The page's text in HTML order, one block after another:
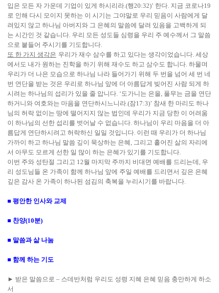
입은 모든 자 가운데 기업이 있게 하시리라.(행20:32)’ 한다. 지금 코로나19
로 인해 다시 모이지 못하는 이 시기는 그야말로 우리 믿음이 사람에게 달
려있지 않고 하나님 아버지와 그 은혜의 말씀에 달려 있음을 고백하게 되
는 시간인 것 같습니다. 우리 모든 성도들 심령을 우리 주 예수께서 그 말씀
으로 붙들어 주시기를 기도합니다.
또 한 가지 생각은 우리가 재수 삼수를 하고 있다는 생각이었습니다. 세상
에서도 내가 원하는 진학을 하기 위해 재수도 하고 삼수도 합니다. 하물며
우리가 더 나은 모습으로 하나님 나라 들어가기 위해 두 번을 넘어 세 번 네
번 연단을 받는 것은 우리로 하나님 앞에 더 아름답게 빚어진 사람 되게 하
시려는 하나님의 섭리가 있을 줄 압니다. ‘도가니는 은을, 풀무는 금을 연단
하거니와 여호와는 마음을 연단하시느니라.(잠17:3)’ 참새 한 마리도 하나
님의 허락 없이는 땅에 떨어지지 않는 법인데 우리가 지금 당한 이 어려움
이 하나님의 선한 섭리를 벗어날 수 없습니다. 하나님이 우리 마음을 더 아
름답게 연단하시려고 허락하신 일일 것입니다. 이런 때 우리가 더 하나님
가까이 하고 하나님 말씀 깊이 묵상하는 은혜 , 그리고 흩어진 삶의 자리에
서 아무도 모르게 선한 일 많이 하는 은혜가 있기를 기도합니다.
이번 주와 성탄절 그리고 12월 마지막 주까지 비대면 예배를 드리는데 , 우
리 성도님들 온 가족이 함께 하나님 앞에 주일 예배를 드리면서 깊은 은혜
깊은 감사 온 가족이 하나된 섬김의 축복을 누리시기를 바랍니다.
■ 평안한 인사와 교제
■ 찬양(10분)
■ 말씀과 삶 나눔
■ 함께 하는 기도
► 받은 말씀으로 – 스데반처럼 우리도 성령 지혜 은혜 믿음 충만하게 하소
서